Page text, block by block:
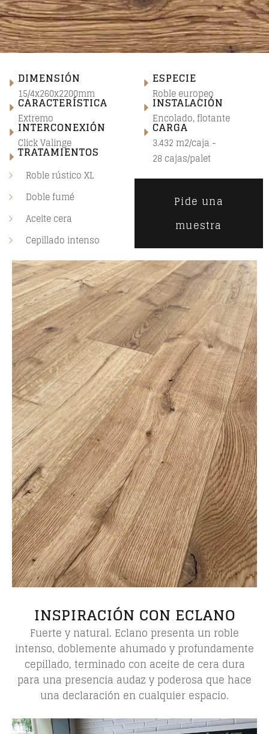
DIMENSIÓN
15/4x260x2200mm
CARACTERÍSTICA
Extremo
INTERCONEXIÓN
Click Valinge
TRATAMIENTOS
Roble rústico XL
Doble fumé
Aceite cera
Cepillado intenso
ESPECIE
Roble europeo
INSTALACIÓN
Encolado, flotante
CARGA
3.432 m2/caja -
28 cajas/palet
Pide una
muestra
INSPIRACIÓN CON ECLANO
Fuerte y natural. Eclano presenta un roble
intenso, doblemente ahumado y profundamente
cepillado, terminado con aceite de cera dura
para una presencia audaz y poderosa que hace
una declaración en cualquier espacio.